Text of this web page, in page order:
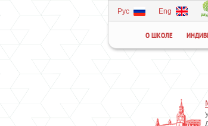
Рус Eng
О ШКОЛЕ